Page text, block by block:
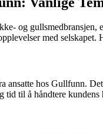
og
med selskapet.
ansatte hos Gullfunn.
tid til å håndtere